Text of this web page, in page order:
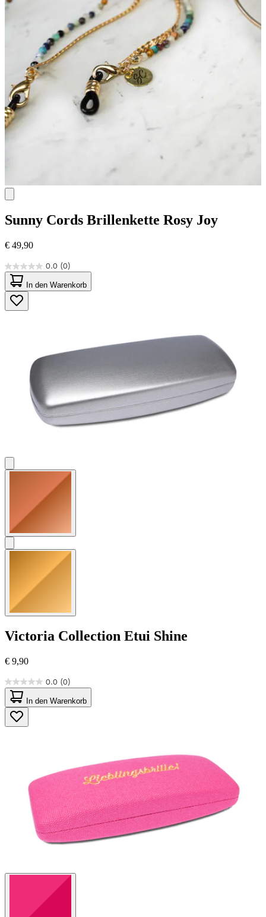
Sunny Cords Brillenkette Rosy Joy
€ 49,90
0.0 (0)
0.0
von
5
Sternen.
In den Warenkorb
Victoria Collection Etui Shine
€ 9,90
0.0 (0)
0.0
von
5
Sternen.
In den Warenkorb